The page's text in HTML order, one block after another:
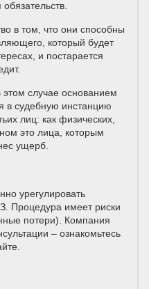
в том, что они способны
который будет
и постарается
случае основанием
в судебную инстанцию
лиц: как физических,
это лица, которым
ущерб.
урегулировать
Процедура имеет риски
потери). Компания
– ознакомьтесь